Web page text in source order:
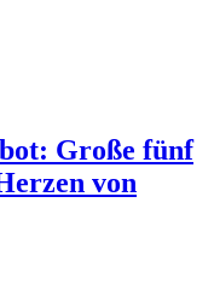
Große fünf
von